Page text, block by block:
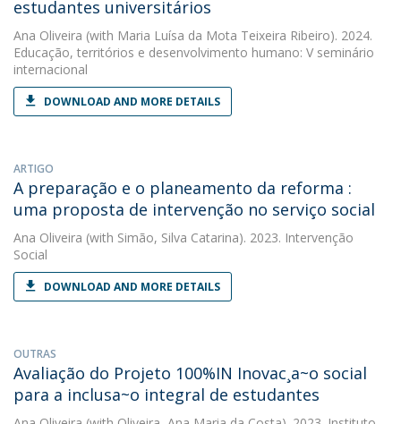
estudantes universitários
Ana Oliveira (with Maria Luísa da Mota Teixeira Ribeiro). 2024.
Educação, territórios e desenvolvimento humano: V seminário
internacional
DOWNLOAD AND MORE DETAILS
ARTIGO
A preparação e o planeamento da reforma :
uma proposta de intervenção no serviço social
Ana Oliveira (with Simão, Silva Catarina). 2023. Intervenção
Social
DOWNLOAD AND MORE DETAILS
OUTRAS
Avaliação do Projeto 100%IN Inovac¸a~o social
para a inclusa~o integral de estudantes